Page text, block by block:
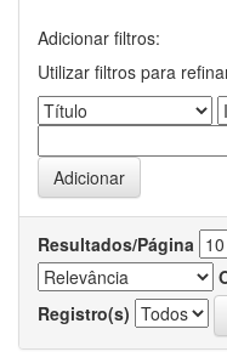
Adicionar filtros:
Utilizar filtros para
Resultados/Página
Registro(s)